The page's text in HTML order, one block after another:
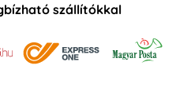
szállítókkal